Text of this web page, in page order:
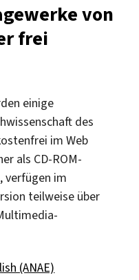
von
frei
einige
des
im Web
als CD-ROM-
verfügen im
teilweise über
(ANAE)